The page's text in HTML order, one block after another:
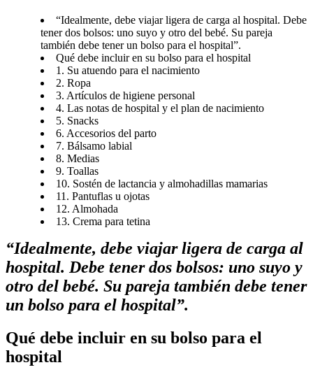
“Idealmente, debe viajar ligera de carga al hospital. Debe
tener dos bolsos: uno suyo y otro del bebé. Su pareja
también debe tener un bolso para el hospital”.
Qué debe incluir en su bolso para el hospital
1. Su atuendo para el nacimiento
2. Ropa
3. Artículos de higiene personal​
4. Las notas de hospital y el plan de nacimiento
5. Snacks
6. Accesorios del parto
7. Bálsamo labial
8. Medias
9. Toallas
10. Sostén de lactancia y almohadillas mamarias
11. Pantuflas u ojotas
12. Almohada
13. Crema para tetina
“Idealmente, debe viajar ligera de carga al
hospital. Debe tener dos bolsos: uno suyo y
otro del bebé. Su pareja también debe tener
un bolso para el hospital”.
Qué debe incluir en su bolso para el
hospital